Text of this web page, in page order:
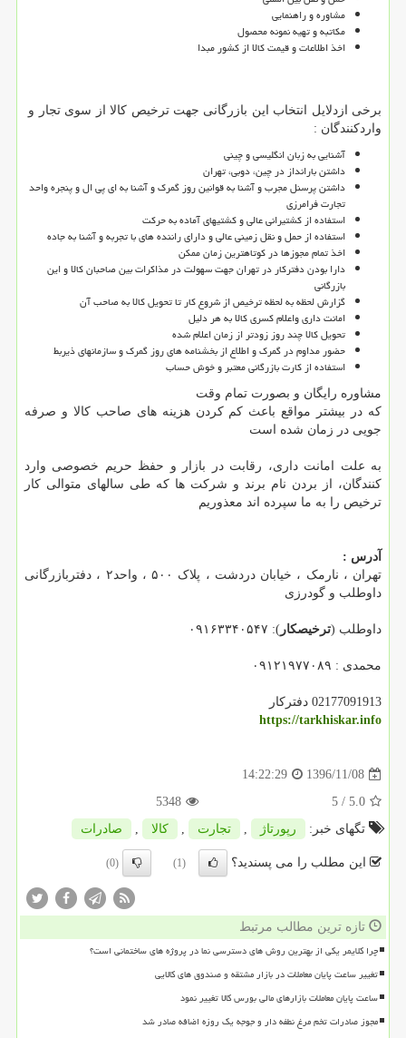
مشاوره و راهنمایی
مکاتبه و تهیه نمونه محصول
اخذ اطلاعات و قیمت کالا از کشور مبدا
برخی ازدلایل انتخاب این بازرگانی جهت ترخیص کالا از سوی تجار و
واردکنندگان :
آشنایی به زبان انگلیسی و چینی
داشتن بارانداز در چین، دوبی، تهران
داشتن پرسنل مجرب و آشنا به قوانین روز گمرک و آشنا به ای پی ال و پنجره واحد
تجارت فرامرزی
استفاده از کشتیرانی عالی و کشتیهای آماده به حرکت
استفاده از حمل و نقل زمینی عالی و دارای راننده های با تجربه و آشنا به جاده
اخذ تمام مجوزها در کوتاهترین زمان ممکن
دارا بودن دفترکار در تهران جهت سهولت در مذاکرات بین صاحبان کالا و این
بازرگانی
گزارش لحظه به لحظه ترخیص از شروع کار تا تحویل کالا به صاحب آن
امانت داری واعلام کسری کالا به هر دلیل
تحویل کالا چند روز زودتر از زمان اعلام شده
حضور مداوم در گمرک و اطلاع از بخشنامه های روز گمرک و سازمانهای ذیربط
استفاده از کارت بازرگانی معتبر و خوش حساب
مشاوره رایگان و بصورت تمام وقت
که در بیشتر مواقع باعث کم کردن هزینه های صاحب کالا و صرفه
جویی در زمان شده است
به علت امانت داری، رقابت در بازار و حفظ حریم خصوصی وارد
کنندگان، از بردن نام برند و شرکت ها که طی سالهای متوالی کار
ترخیص را به ما سپرده اند معذوریم
آدرس :
تهران ، نارمک ، خیابان دردشت ، پلاک ۵۰۰ ، واحد۲ ، دفتربازرگانی
داوطلب و گودرزی
داوطلب (ترخیصکار ): ۰۹۱۶۳۳۴۰۵۴۷
محمدی : ۰۹۱۲۱۹۷۷۰۸۹
02177091913 دفترکار
https://tarkhiskar.info
1396/11/08
14:22:29
5.0
/ 5
5348
تگهای خبر:
رپورتاژ , تجارت , كالا , صادرات
این مطلب را می پسندید؟ (1)
(0)
تازه ترین مطالب مرتبط
چرا کلایمر یکی از بهترین روش های دسترسی نما در پروژه های ساختمانی است؟
تغییر ساعت پایان معاملات در بازار مشتقه و صندوق های کالایی
ساعت پایان معاملات بازارهای مالی بورس کالا تغییر نمود
مجوز صادرات تخم مرغ نطفه دار و جوجه یک روزه اضافه صادر شد